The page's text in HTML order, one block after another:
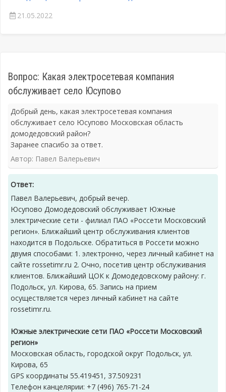
21.05.2022
Вопрос: Какая электросетевая компания
обслуживает село Юсупово
Добрый день, какая электросетевая компания
обслуживает село Юсупово Московская область
домодедовский район?
Заранее спасибо за ответ.
Автор: Павел Валерьевич
Ответ:
Павел Валерьевич, добрый вечер.
Юсупово Домодедовский обслуживает Южные
электрические сети - филиал ПАО «Россети Московский
регион». Ближайший центр обслуживания клиентов
находится в Подольске. Обратиться в Россети можно
двумя способами: 1. электронно, через личный кабинет на
сайте rossetimr.ru 2. Очно, посетив центр обслуживания
клиентов. Ближайший ЦОК к Домодедовскому району: г.
Подольск, ул. Кирова, 65. Запись на прием
осуществляется через личный кабинет на сайте
rossetimr.ru.
Южные электрические сети ПАО «Россети Московский
регион»
Московская область, городской округ Подольск, ул.
Кирова, 65
GPS координаты 55.419451, 37.509231
Телефон канцелярии: +7 (496) 765-71-24